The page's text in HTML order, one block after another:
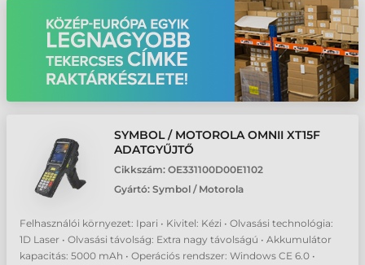
SYMBOL / MOTOROLA OMNII XT15F
ADATGYŰJTŐ
Cikkszám: OE331100D00E1102
Gyártó: Symbol / Motorola
Felhasználói környezet: Ipari • Kivitel: Kézi • Olvasási technológia:
1D Laser • Olvasási távolság: Extra nagy távolságú • Akkumulátor
kapacitás: 5000 mAh • Operációs rendszer: Windows CE 6.0 •